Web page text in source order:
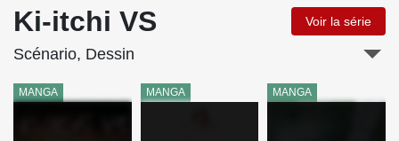
Ki-itchi VS Voir la série
Scénario, Dessin
MANGA MANGA MANGA